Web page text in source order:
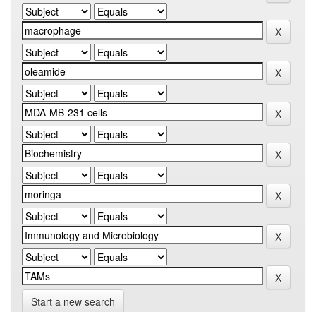
Start a new search